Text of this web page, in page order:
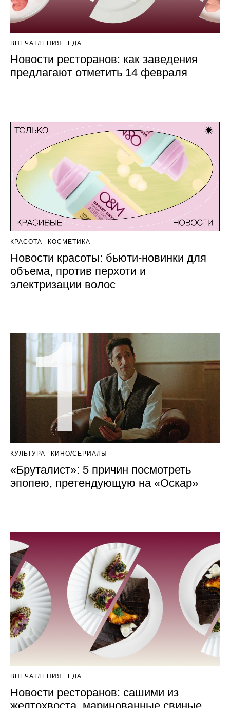
ВПЕЧАТЛЕНИЯ ЕДА
Новости ресторанов: как заведения
предлагают отметить 14 февраля
КРАСОТА КОСМЕТИКА
Новости красоты: бьюти-новинки для
объема, против перхоти и
электризации волос
КУЛЬТУРА КИНО/СЕРИАЛЫ
«Бруталист»: 5 причин посмотреть
эпопею, претендующую на «Оскар»
ВПЕЧАТЛЕНИЯ ЕДА
Новости ресторанов: сашими из